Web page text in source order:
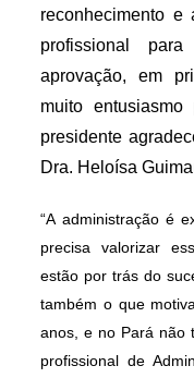
reconhecimento e
profissional
aprovação, em
muito
presidente
Dra. Heloísa
“A administração é
precisa valorizar
estão por trás do
também o que
anos, e no Pará não
profissional de